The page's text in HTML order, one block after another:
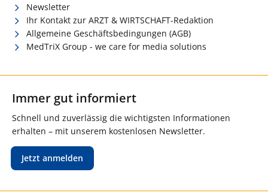
Newsletter
Ihr Kontakt zur ARZT & WIRTSCHAFT-Redaktion
Allgemeine Geschäftsbedingungen (AGB)
MedTriX Group - we care for media solutions
Immer gut informiert
Schnell und zuverlässig die wichtigsten Informationen
erhalten – mit unserem kostenlosen Newsletter.
Jetzt anmelden